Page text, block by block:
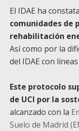
El IDAE ha
comunidades de
rehabilitación
Así como por la
del IDAE con
Este protocolo
de UCI por la
alcanzado con la
Suelo de Madrid